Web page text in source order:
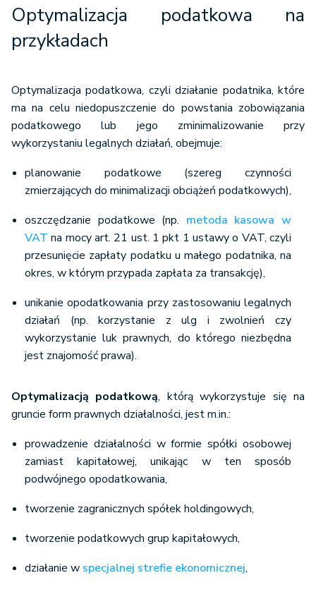
Jeżeli dana czynność zostanie uznana za unikanie
opodatkowania, skutki podatkowe zostaną
określone tak, jakby podatnik dokonał tzw.
podmiot dokonałby, gdyby działał rozsądnie i
kierował się celami zgodnymi z prawem, lecz
innymi niż osiągnięciem korzyści podatkowej.
Opodatkowania. Pojawia się również możliwość
wystąpienia do Ministerstwa Finansów z
oznaczać unikania opodatkowania.
Optymalizacja podatkowa na
przykładach
Optymalizacja podatkowa, czyli działanie podatnika, które
ma na celu niedopuszczenie do powstania zobowiązania
podatkowego lub jego zminimalizowanie przy
wykorzystaniu legalnych działań, obejmuje:
planowanie podatkowe (szereg czynności
zmierzających do minimalizacji obciążeń podatkowych),
oszczędzanie podatkowe (np. metoda kasowa w
VAT na mocy art. 21 ust. 1 pkt 1 ustawy o VAT, czyli
przesunięcie zapłaty podatku u małego podatnika, na
okres, w którym przypada zapłata za transakcję),
unikanie opodatkowania przy zastosowaniu legalnych
działań (np. korzystanie z ulg i zwolnień czy
wykorzystanie luk prawnych, do którego niezbędna
jest znajomość prawa).
Optymalizacją podatkową, którą wykorzystuje się na
gruncie form prawnych działalności, jest m.in.:
prowadzenie działalności w formie spółki osobowej
zamiast kapitałowej, unikając w ten sposób
podwójnego opodatkowania,
tworzenie zagranicznych spółek holdingowych,
tworzenie podatkowych grup kapitałowych,
działanie w specjalnej strefie ekonomicznej,